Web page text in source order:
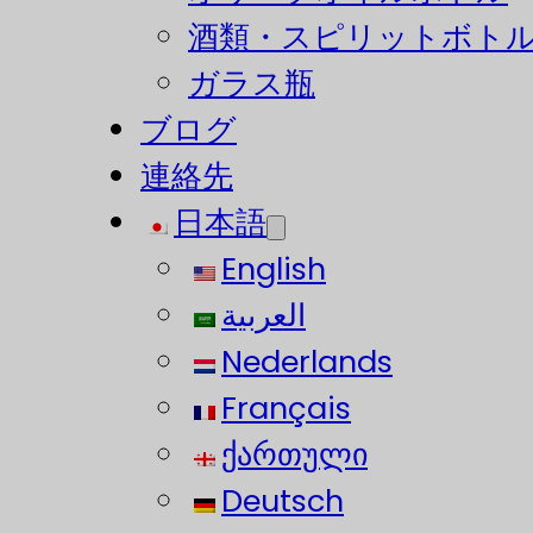
酒類・スピリットボト
ガラス瓶
ブログ
連絡先
日本語
English
العربية
Nederlands
Français
ქართული
Deutsch